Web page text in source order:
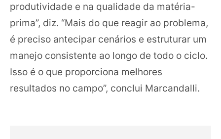
produtividade e na qualidade da matéria-
prima”, diz. “Mais do que reagir ao problema,
é preciso antecipar cenários e estruturar um
manejo consistente ao longo de todo o ciclo.
Isso é o que proporciona melhores
resultados no campo”, conclui Marcandalli.